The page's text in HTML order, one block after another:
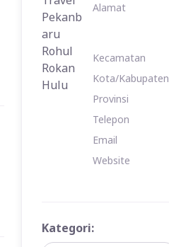
Alamat
Kecamatan
Kota/Kabupaten
Provinsi
Telepon
Email
Website
Kategori: